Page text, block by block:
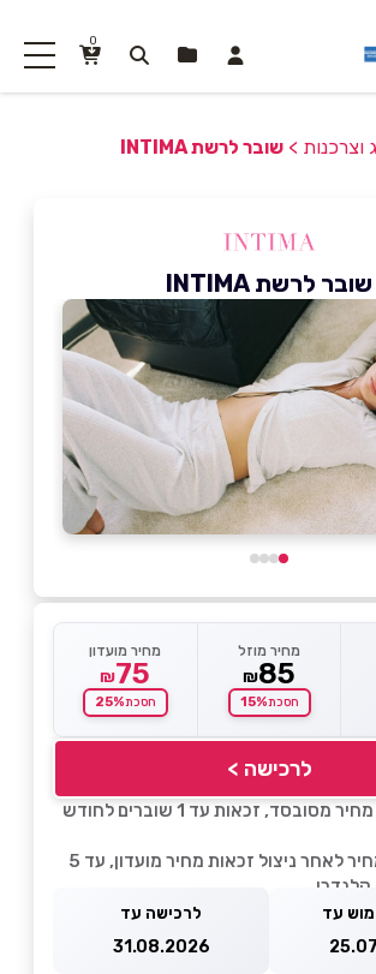
0
וצרכנות > שובר לרשת INTIMA
שובר לרשת INTIMA
מחיר מוזל
₪85
חסכת15%
מחיר מועדון
₪75
חסכת25%
לרכישה >
— מחיר מסובסד, זכאות עד 1 שוברים לחודש
— מחיר לאחר ניצול זכאות מחיר מועדון, עד 5
עד
לרכישה עד
31.08.2026